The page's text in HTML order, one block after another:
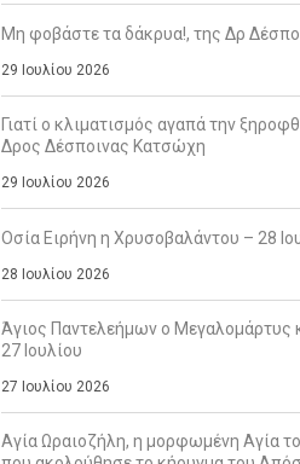
Μη φοβάστε τα δάκρυα!, της Δρ
29 Ιουλίου 2026
Γιατί ο κλιματισμός αγαπά την
Δρος Δέσποινας Κατσώχη
29 Ιουλίου 2026
Οσία Ειρήνη η Χρυσοβαλάντου – 28
28 Ιουλίου 2026
Άγιος Παντελεήμων ο Μεγαλομάρτυς
27 Ιουλίου
27 Ιουλίου 2026
Αγία Ωραιοζήλη, η μορφωμένη Αγία